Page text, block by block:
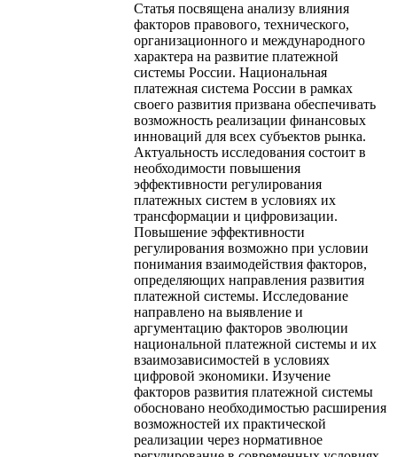
Статья посвящена анализу влияния
факторов правового, технического,
организационного и международного
характера на развитие платежной
системы России. Национальная
платежная система России в рамках
своего развития призвана обеспечивать
возможность реализации финансовых
инноваций для всех субъектов рынка.
Актуальность исследования состоит в
необходимости повышения
эффективности регулирования
платежных систем в условиях их
трансформации и цифровизации.
Повышение эффективности
регулирования возможно при условии
понимания взаимодействия факторов,
определяющих направления развития
платежной системы. Исследование
направлено на выявление и
аргументацию факторов эволюции
национальной платежной системы и их
взаимозависимостей в условиях
цифровой экономики. Изучение
факторов развития платежной системы
обосновано необходимостью расширения
возможностей их практической
реализации через нормативное